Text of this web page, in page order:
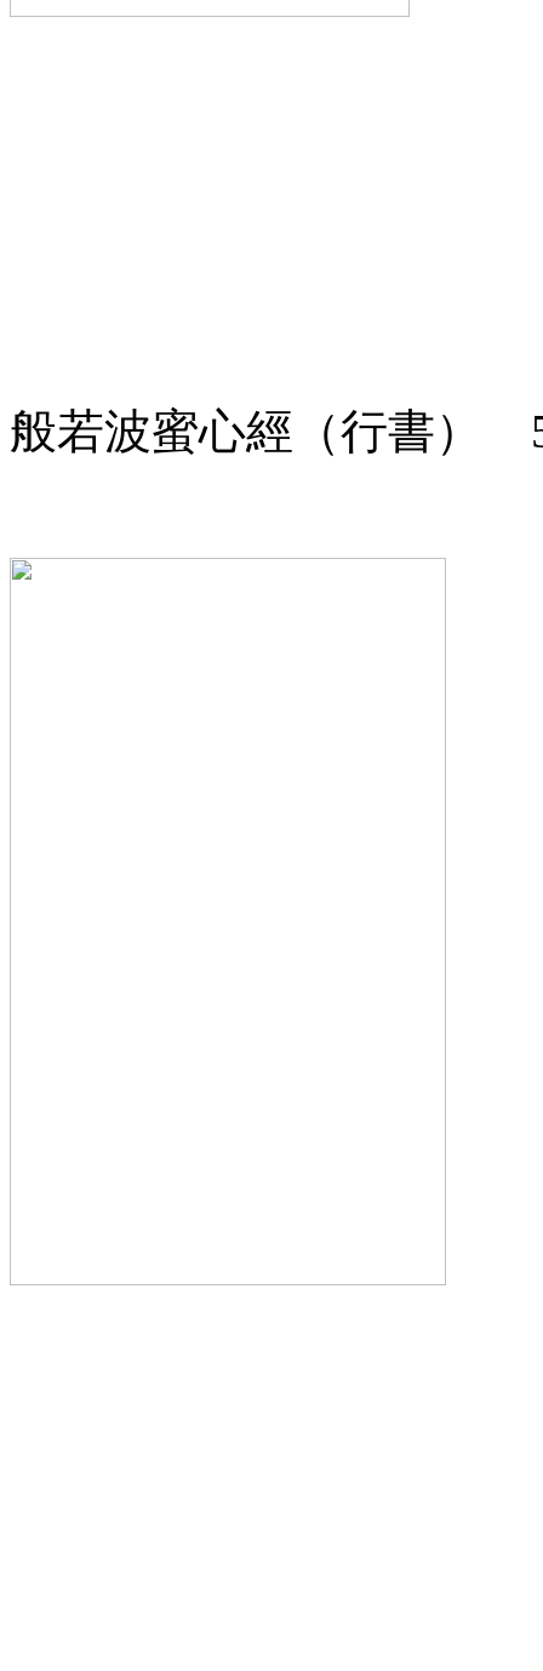
般若波蜜心經（行書）